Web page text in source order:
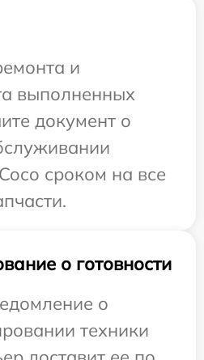
и
выполненных
документ о
сроком на все
о готовности
о
техники